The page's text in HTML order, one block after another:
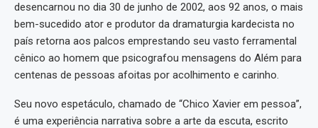
desencarnou no dia 30 de junho de 2002, aos 92 anos, o mais
bem-sucedido ator e produtor da dramaturgia kardecista no
país retorna aos palcos emprestando seu vasto ferramental
cênico ao homem que psicografou mensagens do Além para
centenas de pessoas afoitas por acolhimento e carinho.
Seu novo espetáculo, chamado de “Chico Xavier em pessoa”,
é uma experiência narrativa sobre a arte da escuta, escrito